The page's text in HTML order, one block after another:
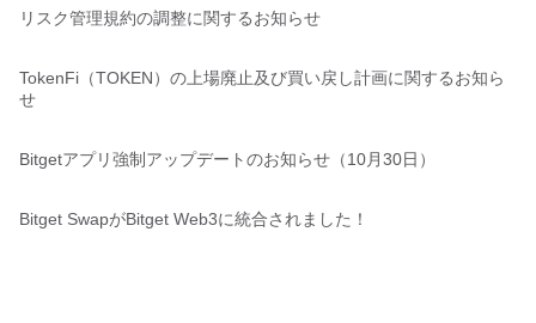
リスク管理規約の調整に関するお知らせ
TokenFi（TOKEN）の上場廃止及び買い戻し計画に関するお知ら
せ
Bitgetアプリ強制アップデートのお知らせ（10月30日）
Bitget SwapがBitget Web3に統合されました！